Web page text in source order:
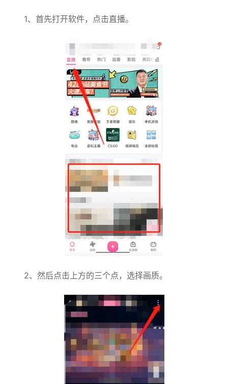
1、首先打开软件，点击直播。
2、然后点击上方的三个点，选择画质。